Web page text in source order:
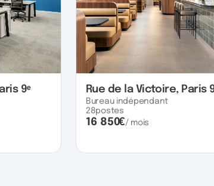
9ᵉ Rue de la Victoire, Paris
Bureau indépendant
28postes
16 850€/ mois